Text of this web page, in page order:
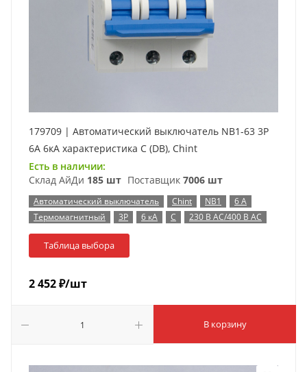
179709 | Автоматический выключатель NB1-63 3P
6А 6кА характеристика C (DB), Chint
Есть в наличии:
Склад АйДи 185 шт Поставщик 7006 шт
Автоматический выключатель Chint NB1
6 А
Термомагнитный
3P 6 кА C 230 В AC/400 В AC
Таблица выбора
2 452₽/шт
В корзину